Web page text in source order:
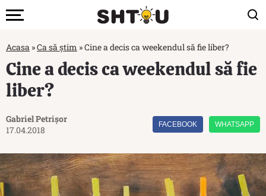
Acasa »Ca să știm »Cine a decis ca weekendul să fie liber?
Cine a decis ca weekendul să fie
liber?
Gabriel Petrișor
17.04.2018
FACEBOOK WHATSAPP